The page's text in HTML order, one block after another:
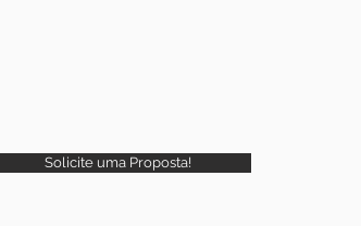
Solicite uma Proposta!